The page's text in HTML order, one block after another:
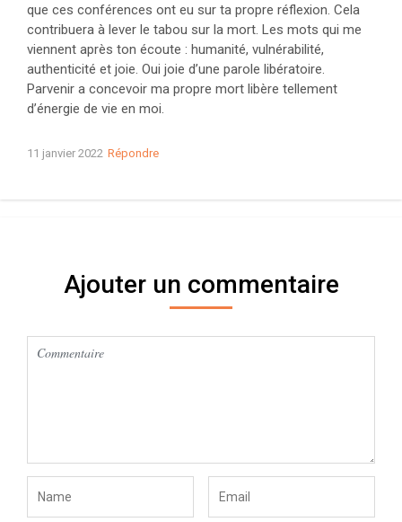
que ces conférences ont eu sur ta propre réflexion. Cela
contribuera à lever le tabou sur la mort. Les mots qui me
viennent après ton écoute : humanité, vulnérabilité,
authenticité et joie. Oui joie d’une parole libératoire.
Parvenir a concevoir ma propre mort libère tellement
d’énergie de vie en moi.
11 janvier 2022 Répondre
Ajouter un commentaire